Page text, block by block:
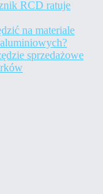
RCD ratuje
na materiale
sprzedażowe